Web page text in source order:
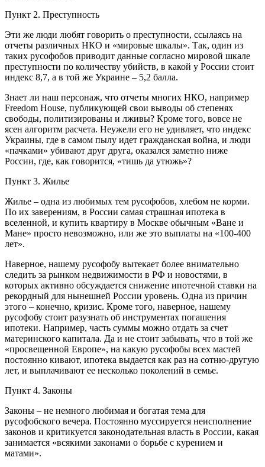
Пункт 2. Преступность
Эти же люди любят говорить о преступности, ссылаясь на
отчеты различных НКО и «мировые шкалы». Так, один из
таких русофобов приводит данные согласно мировой шкале
преступности по количеству убийств, в какой у России стоит
индекс 8,7, а в той же Украине – 5,2 балла.
Знает ли наш персонаж, что отчеты многих НКО, например
Freedom House, публикующей свои выводы об степенях
свободы, политизированы и лживы? Кроме того, вовсе не
ясен алгоритм расчета. Неужели его не удивляет, что индекс
Украины, где в самом пылу идет гражданская война, и люди
«пачками» убивают друг друга, оказался заметно ниже
России, где, как говорится, «тишь да утюжь»?
Пункт 3. Жилье
Жилье – одна из любимых тем русофобов, хлебом не корми.
По их заверениям, в России самая страшная ипотека в
вселенной, и купить квартиру в Москве обычным «Ване и
Мане» просто невозможно, или же это выплаты на «100-400
лет».
Наверное, нашему русофобу вытекает более внимательно
следить за рынком недвижимости в РФ и новостями, в
которых активно обсуждается снижение ипотечной ставки на
рекордный для нынешней России уровень. Одна из причин
этого – конечно, кризис. Кроме того, наверное, нашему
русофобу стоит разузнать об инструментах погашения
ипотеки. Например, часть суммы можно отдать за счет
материнского капитала. Да и не стоит забывать, что в той же
«просвещенной Европе», на какую русофобы всех мастей
постоянно кивают, ипотека выдается как раз на сотню-другую
лет, и выплачивают ее несколько поколений в семье.
Пункт 4. Законы
Законы – не немного любимая и богатая тема для
русофобского вечера. Постоянно муссируется неисполнение
законов и критикуется законодательная власть в России, какая
занимается «всякими законами о борьбе с курением и
матами».